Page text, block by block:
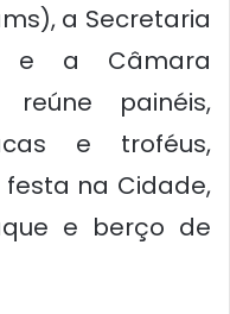
a Secretaria
e a Câmara
painéis,
e troféus,
na Cidade,
e berço de